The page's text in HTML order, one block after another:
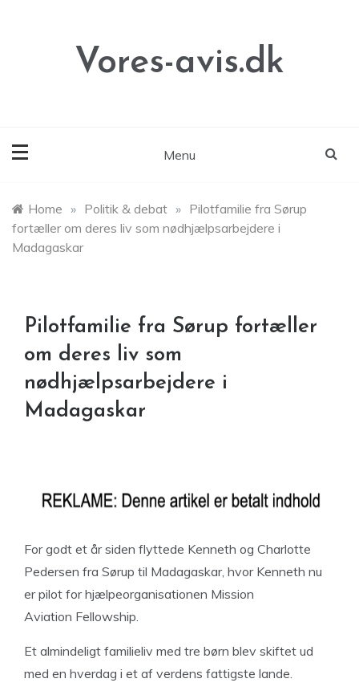
Vores-avis.dk
Menu
Home » Politik & debat » Pilotfamilie fra Sørup
fortæller om deres liv som nødhjælpsarbejdere i
Madagaskar
Pilotfamilie fra Sørup fortæller
om deres liv som
nødhjælpsarbejdere i
Madagaskar
For godt et år siden flyttede Kenneth og Charlotte
Pedersen fra Sørup til Madagaskar, hvor Kenneth nu
er pilot for hjælpeorganisationen Mission
Aviation Fellowship.
Et almindeligt familieliv med tre børn blev skiftet ud
med en hverdag i et af verdens fattigste lande.